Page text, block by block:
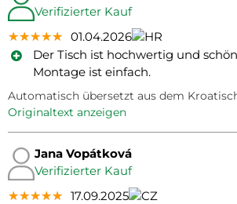
Verifizierter Kauf
★★★★★
★★★★★
★★★★★ 01.04.2026
Der Tisch ist hochwertig und
Montage ist einfach.
Automatisch übersetzt aus dem
Originaltext anzeigen
Jana Vopátková
Verifizierter Kauf
★★★★★
★★★★★
★★★★★ 17.09.2025